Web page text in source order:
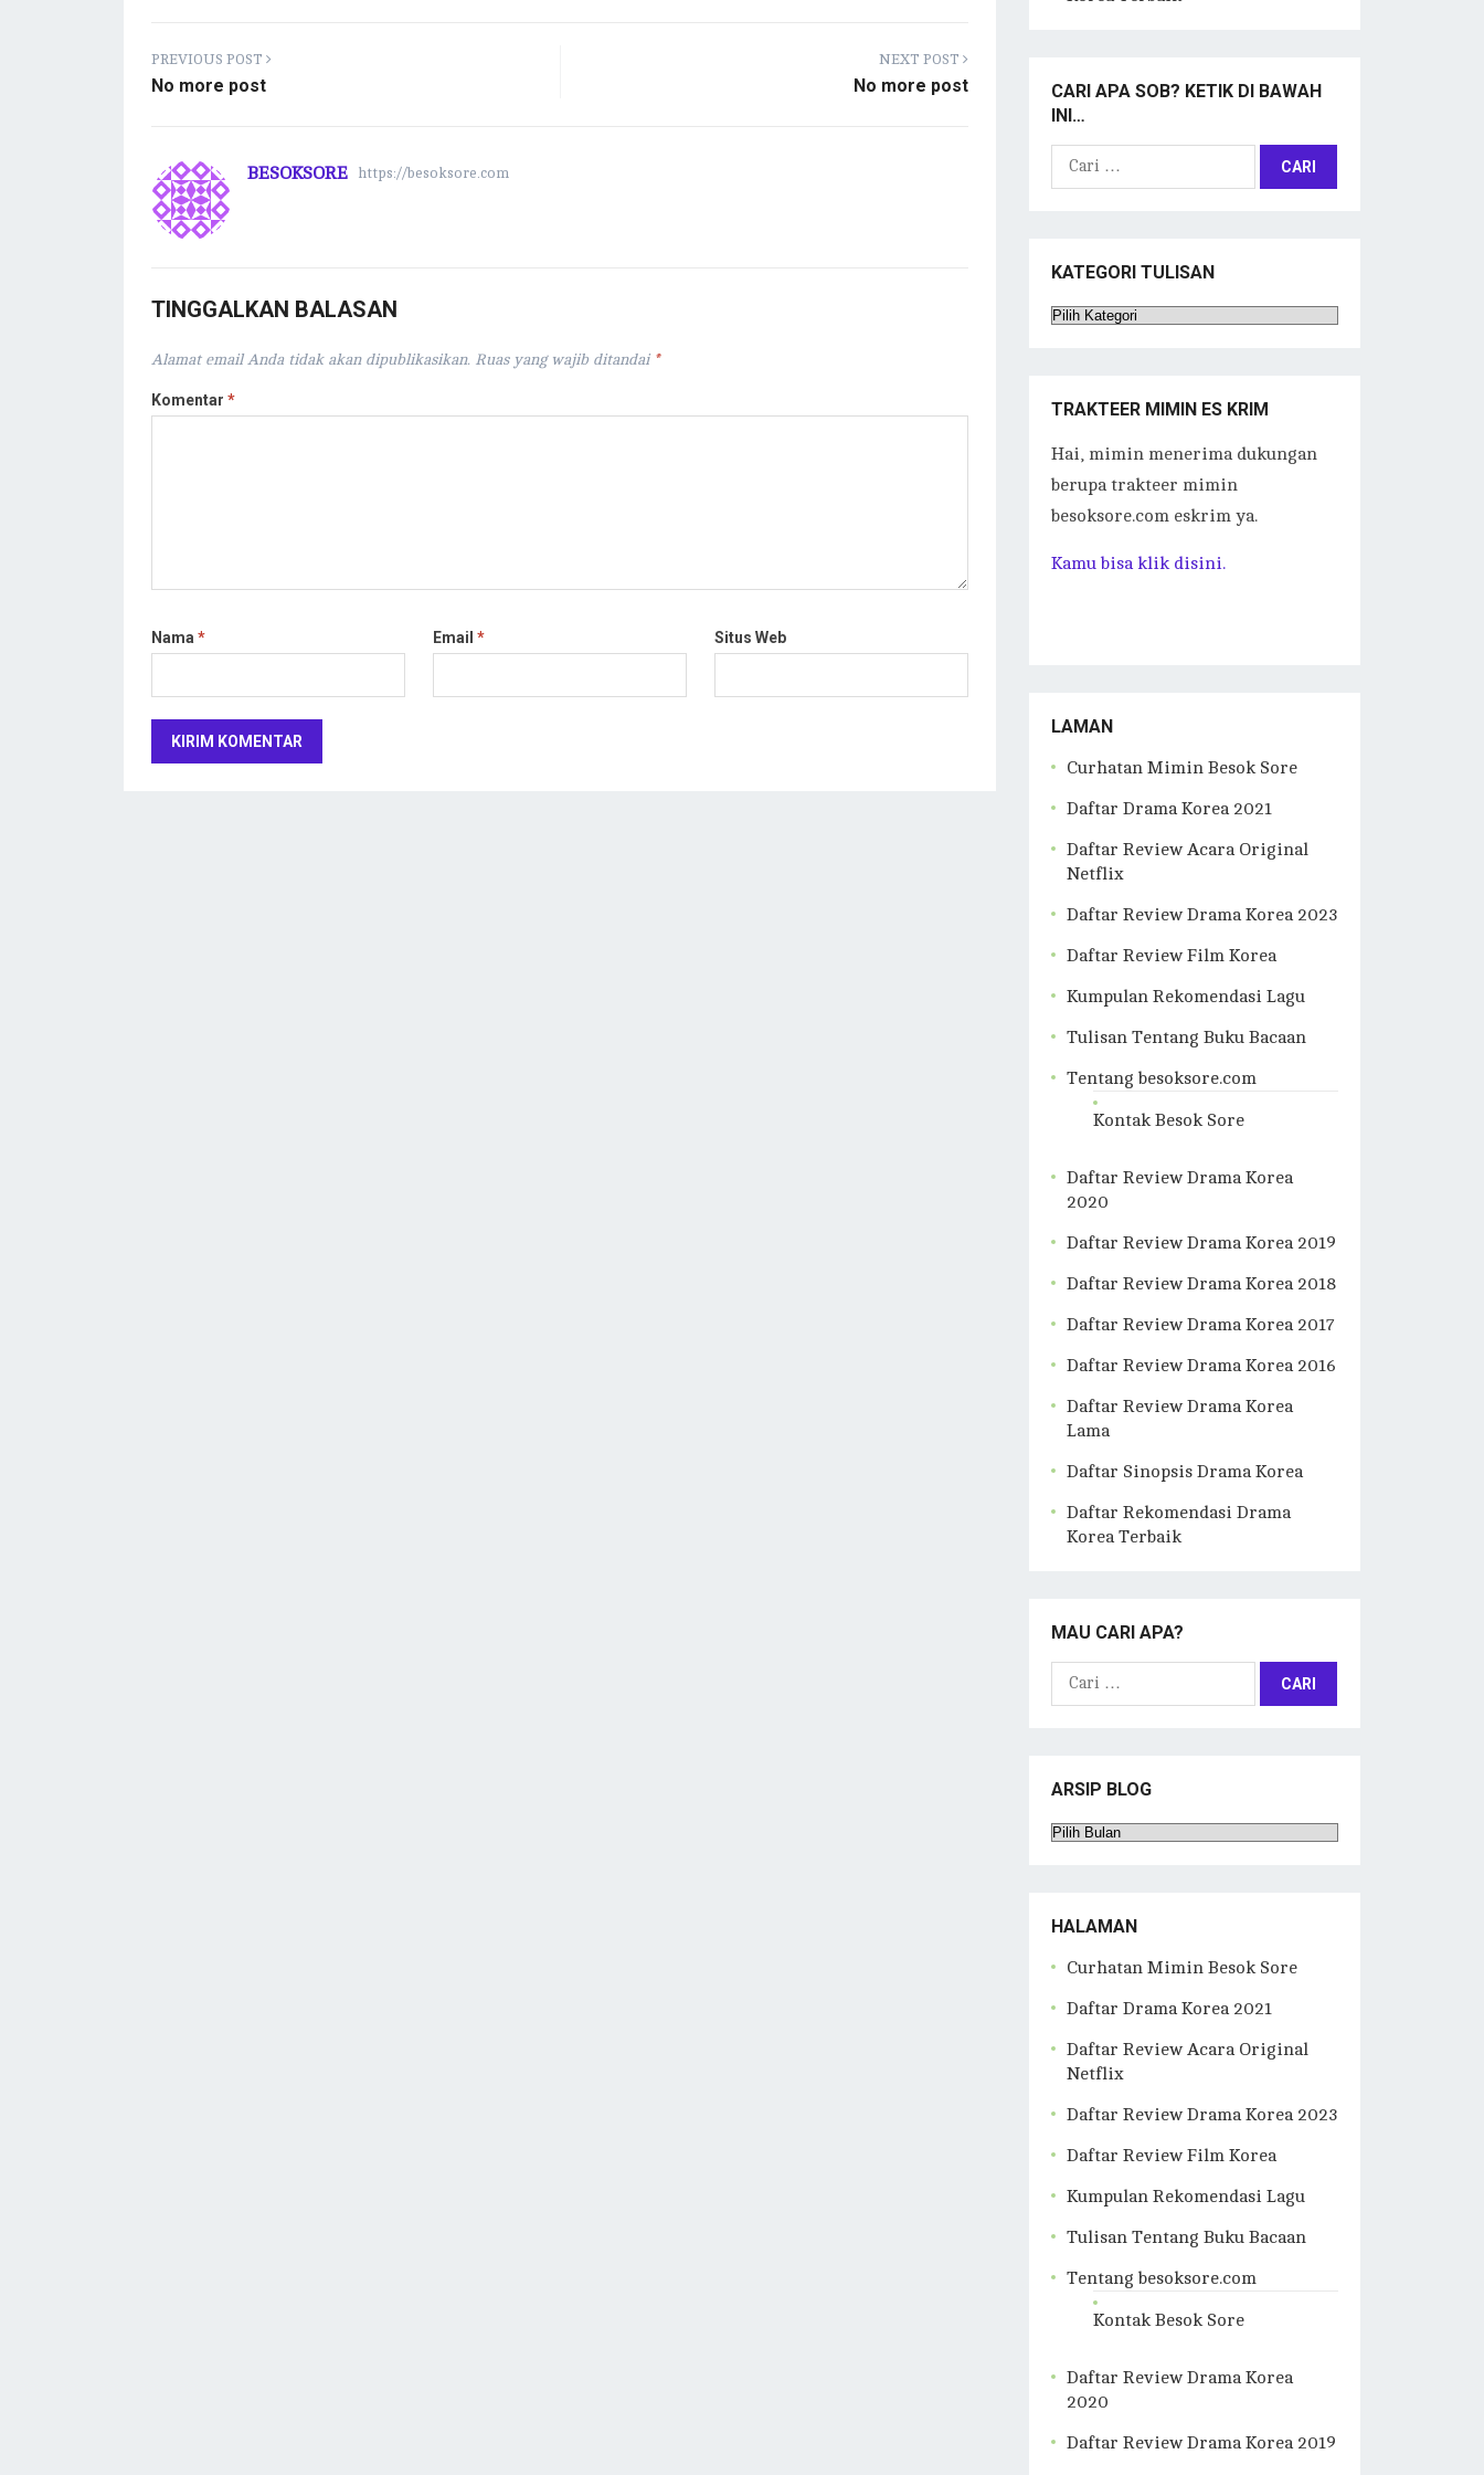
k
r
PREVIOUS POST
No more post
NEXT POST
No more post
BESOKSORE https://besoksore.com
TINGGALKAN BALASAN
Alamat email Anda tidak akan dipublikasikan. Ruas yang wajib ditandai *
Komentar *
Nama * Email * Situs Web
CARI APA SOB? KETIK DI BAWAH
INI…
Cari
KATEGORI TULISAN
Kategori
TRAKTEER MIMIN ES KRIM
Hai, mimin menerima dukungan
berupa trakteer mimin
besoksore.com eskrim ya.
Kamu bisa klik disini.
LAMAN
Curhatan Mimin Besok Sore
Daftar Drama Korea 2021
Daftar Review Acara Original
Netflix
Daftar Review Drama Korea 2023
Daftar Review Film Korea
Kumpulan Rekomendasi Lagu
Tulisan Tentang Buku Bacaan
Tentang besoksore.com
Kontak Besok Sore
Daftar Review Drama Korea
2020
Daftar Review Drama Korea 2019
Daftar Review Drama Korea 2018
Daftar Review Drama Korea 2017
Daftar Review Drama Korea 2016
Daftar Review Drama Korea
Lama
Daftar Sinopsis Drama Korea
Daftar Rekomendasi Drama
Korea Terbaik
MAU CARI APA?
Cari
ARSIP BLOG
Arsip
HALAMAN
Curhatan Mimin Besok Sore
Daftar Drama Korea 2021
Daftar Review Acara Original
Netflix
Daftar Review Drama Korea 2023
Daftar Review Film Korea
Kumpulan Rekomendasi Lagu
Tulisan Tentang Buku Bacaan
Tentang besoksore.com
Kontak Besok Sore
Daftar Review Drama Korea
2020
Daftar Review Drama Korea 2019